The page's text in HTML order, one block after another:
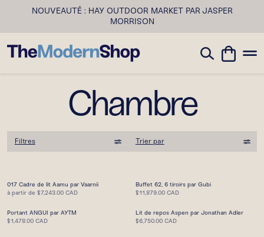
NOUVEAUTÉ : HAY OUTDOOR MARKET PAR JASPER
MORRISON
Chambre
Filtres Trier par
017 Cadre de lit Aamu par Vaarnii
à partir de $7,243.00 CAD
Buffet 62, 6 tiroirs par Gubi
$11,879.00 CAD
Portant ANGUI par AYTM
$1,478.00 CAD
Lit de repos Aspen par Jonathan Adler
$6,750.00 CAD